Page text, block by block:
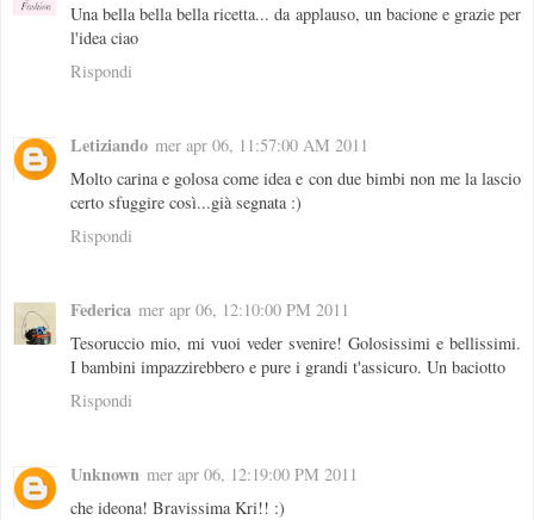
Una bella bella bella ricetta... da applauso, un bacione e grazie per
l'idea ciao
Rispondi
Letiziando mer apr 06, 11:57:00 AM 2011
Molto carina e golosa come idea e con due bimbi non me la lascio
certo sfuggire così...già segnata :)
Rispondi
Federica mer apr 06, 12:10:00 PM 2011
Tesoruccio mio, mi vuoi veder svenire! Golosissimi e bellissimi.
I bambini impazzirebbero e pure i grandi t'assicuro. Un baciotto
Rispondi
Unknown mer apr 06, 12:19:00 PM 2011
che ideona! Bravissima Kri!! :)